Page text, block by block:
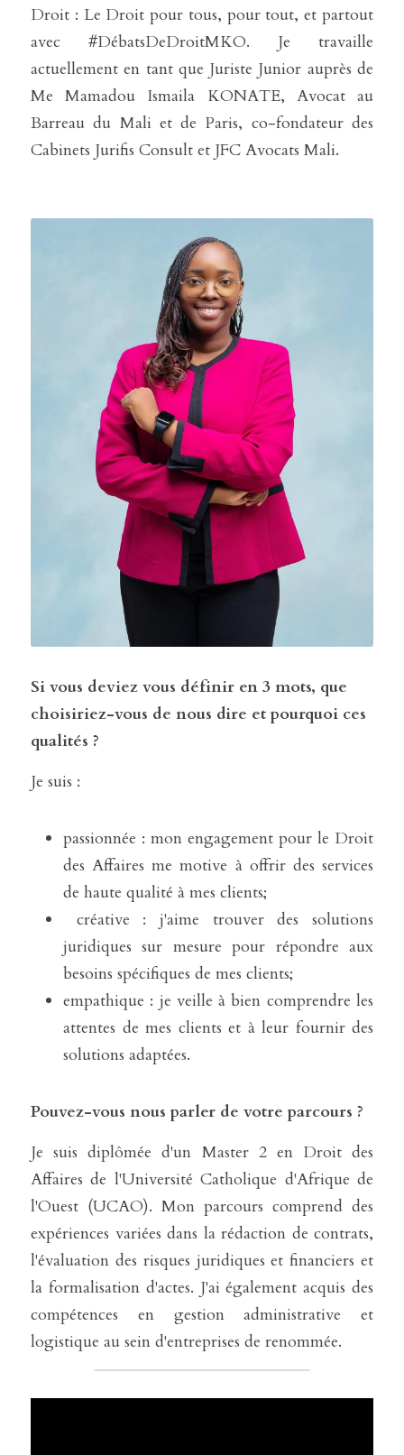
Droit : Le Droit pour tous, pour tout, et partout
avec #DébatsDeDroitMKO. Je travaille
actuellement en tant que Juriste Junior auprès de
Me Mamadou Ismaila KONATE, Avocat au
Barreau du Mali et de Paris, co-fondateur des
Cabinets Jurifis Consult et JFC Avocats Mali.
Si vous deviez vous définir en 3 mots, que
choisiriez-vous de nous dire et pourquoi ces
qualités ?
Je suis :
passionnée : mon engagement pour le Droit
des Affaires me motive à offrir des services
de haute qualité à mes clients;
juridiques sur mesure pour répondre aux
besoins spécifiques de mes clients;
empathique : je veille à bien comprendre les
attentes de mes clients et à leur fournir des
solutions adaptées.
Pouvez-vous nous parler de votre parcours ?
Je suis diplômée d'un Master 2 en Droit des
Affaires de l'Université Catholique d'Afrique de
l'Ouest (UCAO). Mon parcours comprend des
expériences variées dans la rédaction de contrats,
l'évaluation des risques juridiques et financiers et
la formalisation d'actes. J'ai également acquis des
compétences en gestion administrative et
logistique au sein d'entreprises de renommée.